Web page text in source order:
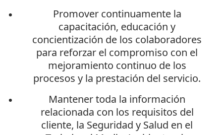
Promover continuamente la
capacitación, educación y
concientización de los colaboradores
para reforzar el compromiso con el
mejoramiento continuo de los
procesos y la prestación del servicio.
Mantener toda la información
relacionada con los requisitos del
cliente, la Seguridad y Salud en el